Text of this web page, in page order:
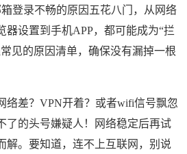
登录不畅的原因五花八门，从网络
器设置到手机APP，都可能成为“拦
见的原因清单，确保没有漏掉一根
络差？VPN开着？或者wifi信号飘忽
了的头号嫌疑人！网络稳定后再试
解。要知道，连不上互联网，别说